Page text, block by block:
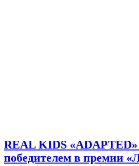
REAL KIDS «ADAPTED»
победителем в премии